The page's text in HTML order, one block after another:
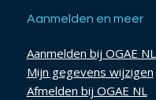
Aanmelden en meer
Aanmelden bij OGAE NL
Mijn gegevens wijzigen
Afmelden bij OGAE NL